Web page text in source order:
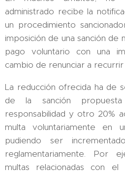
administrado recibe la
un procedimiento
imposición de una sanción de
pago voluntario con una
cambio de renunciar a recurrir
La reducción ofrecida ha de
de la sanción
responsabilidad y otro 20%
multa voluntariamente en
pudiendo ser
reglamentariamente. Por
multas relacionadas con el